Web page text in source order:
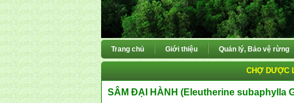
Trang chủ Giới thiệu Quản lý, Bảo vệ rừng
CHỢ DƯỢC
SÂM ĐẠI HÀNH (Eleutherine subaphylla